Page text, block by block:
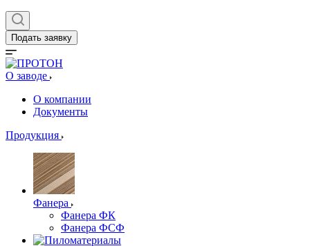
Подать заявку
О заводе
О компании
Документы
Продукция
Фанера
Фанера ФК
Фанера ФСФ